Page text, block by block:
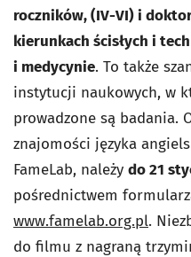
roczników, (IV-VI) i
kierunkach ścisłych i
i medycynie. To także
instytucji naukowych, w
prowadzone są badania.
znajomości języka
FameLab, należy do 21
pośrednictwem
www.famelab.org.pl.
do filmu z nagraną